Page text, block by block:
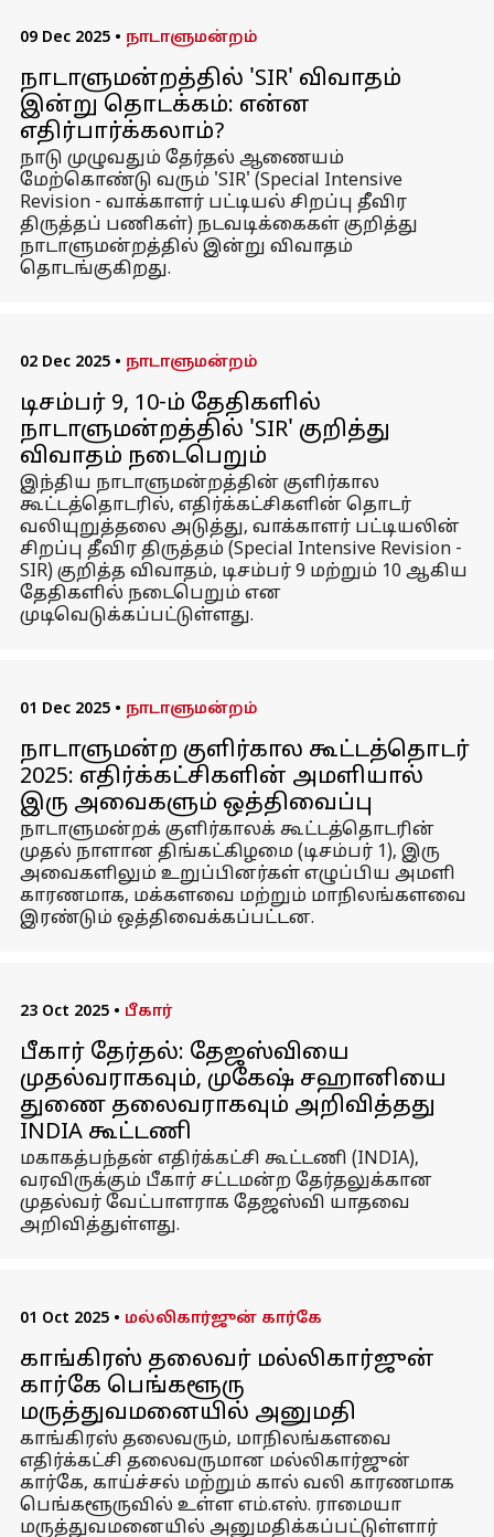
09 Dec 2025 • நாடாளுமன்றம்
நாடாளுமன்றத்தில் 'SIR' விவாதம்
இன்று தொடக்கம்: என்ன
எதிர்பார்க்கலாம்?
நாடு முழுவதும் தேர்தல் ஆணையம்
மேற்கொண்டு வரும் 'SIR' (Special Intensive
Revision - வாக்காளர் பட்டியல் சிறப்பு தீவிர
திருத்தப் பணிகள்) நடவடிக்கைகள் குறித்து
நாடாளுமன்றத்தில் இன்று விவாதம்
தொடங்குகிறது.
02 Dec 2025 • நாடாளுமன்றம்
டிசம்பர் 9, 10-ம் தேதிகளில்
நாடாளுமன்றத்தில் 'SIR' குறித்து
விவாதம் நடைபெறும்
இந்திய நாடாளுமன்றத்தின் குளிர்கால
கூட்டத்தொடரில், எதிர்க்கட்சிகளின் தொடர்
வலியுறுத்தலை அடுத்து, வாக்காளர் பட்டியலின்
சிறப்பு தீவிர திருத்தம் (Special Intensive Revision -
SIR) குறித்த விவாதம், டிசம்பர் 9 மற்றும் 10 ஆகிய
தேதிகளில் நடைபெறும் என
முடிவெடுக்கப்பட்டுள்ளது.
01 Dec 2025 • நாடாளுமன்றம்
நாடாளுமன்ற குளிர்கால கூட்டத்தொடர்
2025: எதிர்க்கட்சிகளின் அமளியால்
இரு அவைகளும் ஒத்திவைப்பு
நாடாளுமன்றக் குளிர்காலக் கூட்டத்தொடரின்
முதல் நாளான திங்கட்கிழமை (டிசம்பர் 1), இரு
அவைகளிலும் உறுப்பினர்கள் எழுப்பிய அமளி
காரணமாக, மக்களவை மற்றும் மாநிலங்களவை
இரண்டும் ஒத்திவைக்கப்பட்டன.
23 Oct 2025 • பீகார்
பீகார் தேர்தல்: தேஜஸ்வியை
முதல்வராகவும், முகேஷ் சஹானியை
துணை தலைவராகவும் அறிவித்தது
INDIA கூட்டணி
மகாகத்பந்தன் எதிர்க்கட்சி கூட்டணி (INDIA),
வரவிருக்கும் பீகார் சட்டமன்ற தேர்தலுக்கான
முதல்வர் வேட்பாளராக தேஜஸ்வி யாதவை
அறிவித்துள்ளது.
01 Oct 2025 • மல்லிகார்ஜுன் கார்கே
காங்கிரஸ் தலைவர் மல்லிகார்ஜுன்
கார்கே பெங்களூரு
மருத்துவமனையில் அனுமதி
காங்கிரஸ் தலைவரும், மாநிலங்களவை
எதிர்க்கட்சி தலைவருமான மல்லிகார்ஜுன்
கார்கே, காய்ச்சல் மற்றும் கால் வலி காரணமாக
பெங்களூருவில் உள்ள எம்.எஸ். ராமையா
மருத்துவமனையில் அனுமதிக்கப்பட்டுள்ளார்